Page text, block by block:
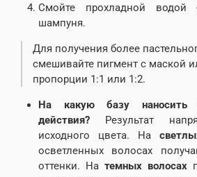
Смойте прохладной водой
шампуня.
Для получения более
смешивайте пигмент с маской
пропорции 1:1 или 1:2.
На какую базу наносить
действия? Результат
исходного цвета. На
осветленных волосах
оттенки. На темных волосах